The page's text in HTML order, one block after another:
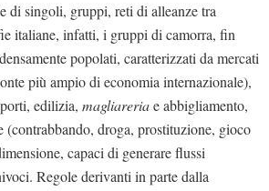
di singoli, gruppi, reti di alleanze tra
italiane, infatti, i gruppi di camorra, fin
popolati, caratterizzati da mercati
più ampio di economia internazionale),
edilizia,magliareriae abbigliamento,
(contrabbando, droga, prostituzione, gioco
capaci di generare flussi
Regole derivanti in parte dalla